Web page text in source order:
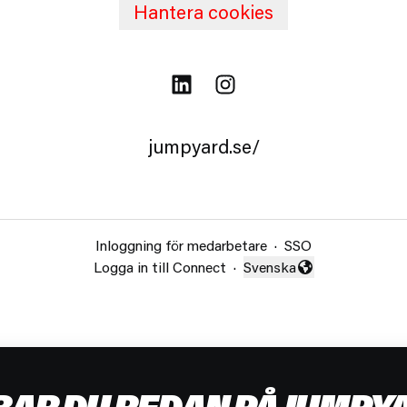
Hantera cookies
jumpyard.se/
Inloggning för medarbetare · SSO
Logga in till Connect · Byt språk
Svenska